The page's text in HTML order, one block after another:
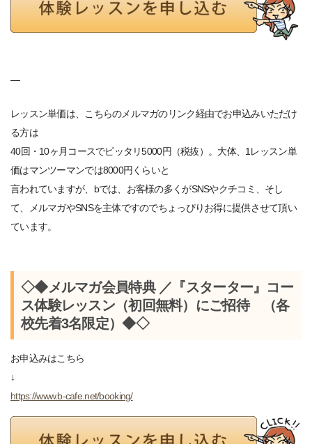
—
レッスン単価は、こちらのメルマガのリンク経由でお申込みいただけ
る方は
40回・10ヶ月コースでピッタリ5000円（税抜）。大体、1レッスン単
価はマンツーマンでは8000円くらいと
言われていますが、bでは、お客様の多くがSNSやクチコミ、そし
て、メルマガやSNSを主体ですのでちょっぴりお得に提供させて頂い
ています。
◇◆メルマガ会員特典 ／『スターター』コー
ス体験レッスン（初回無料）にご招待 （各
校先着3名限定）◆◇
お申込みはこちら
↓
https://www.b-cafe.net/booking/